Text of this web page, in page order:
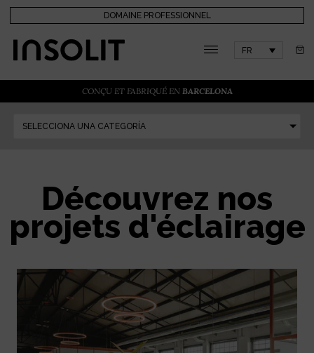
DOMAINE PROFESSIONNEL
FR
CONÇU ET FABRIQUÉ EN BARCELONA
SELECCIONA UNA CATEGORÍA
Découvrez nos
projets d'éclairage